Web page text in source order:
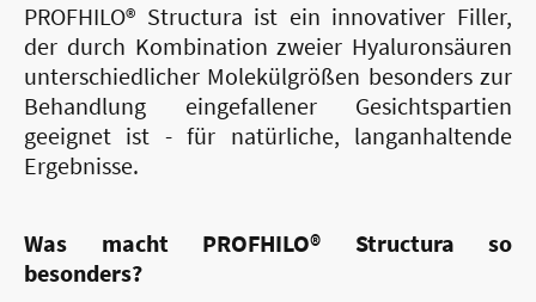
PROFHILO® Structura ist ein innovativer Filler,
der durch Kombination zweier Hyaluronsäuren
unterschiedlicher Molekülgrößen besonders zur
Behandlung eingefallener Gesichtspartien
geeignet ist - für natürliche, langanhaltende
Ergebnisse.
Was macht PROFHILO® Structura so
besonders?